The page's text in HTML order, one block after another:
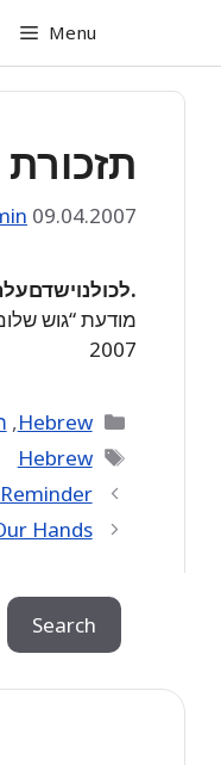
Menu
תזכורת
09.04.2007
2007
Hebrew
,
Tags
Hebrew
Reminder
Hands
Search